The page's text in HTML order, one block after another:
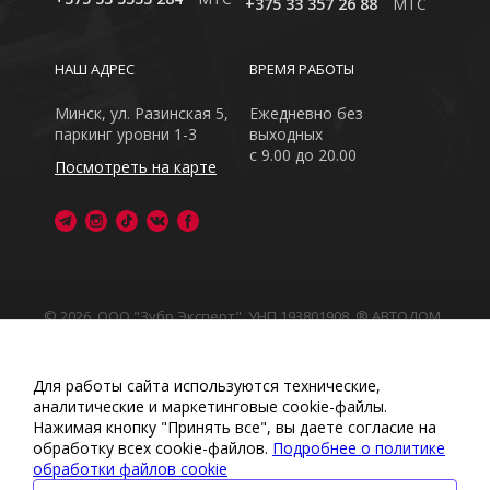
ВРЕМЯ РАБОТЫ
Ежедневно без
выходных
с 9.00 до 20.00
НАШ АДРЕС
Минск, ул. Разинская 5,
паркинг уровни 1-3
Посмотреть на карте
© 2026, ООО "Зубр Эксперт", УНП 193801908. ® АВТОДОМ
сайт носит исключительно информационный характер
Любое использование либо копирование материалов
или подборки материалов сайта, элементов дизайна и
оформления запрещено
Политика обработки персональных данных
Для работы сайта используются технические,
аналитические и маркетинговые сооkіе-файлы.
Нажимая кнопку "Принять все", вы даете согласие на
обработку всех cookie-файлов. Подробнее о политике
обработки файлов cookie